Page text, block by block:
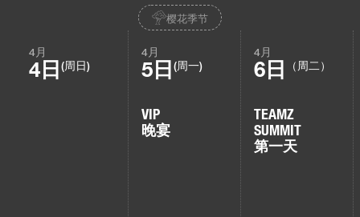
樱花季节
4月
4日 (周日)
4月
5日 (周一)
VIP
晚宴
4月
6日 （周二）
TEAMZ
SUMMIT
第一天